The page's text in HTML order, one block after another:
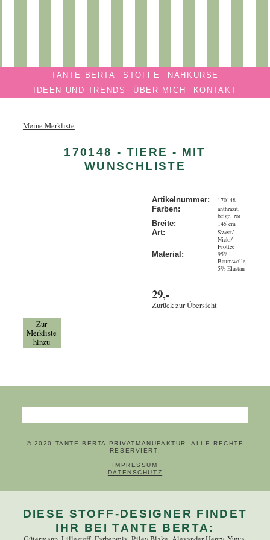
BERTA
Privatmanufaktur
Navigation überspringenTANTE BERTA STOFFE
NÄHKURSE
IDEEN UND TRENDS
ÜBER MICH KONTAKT
Meine Merkliste
170148 - TIERE - MIT
WUNSCHLISTE
Artikelnummer:
170148
Farben:
anthrazit,
beige, rot
Breite:
145 cm
Art:
Sweat/
Nicki/
Frottee
Material:
95%
Baumwolle,
5% Elastan
29,-
Zurück zur Übersicht
Zur
Merkliste
hinzu
Suchbegriffe
© 2020 TANTE BERTA PRIVATMANUFAKTUR. ALLE RECHTE
RESERVIERT.
NAVIGATION ÜBERSPRINGEN
IMPRESSUM
DATENSCHUTZ
DIESE STOFF-DESIGNER FINDET
IHR BEI TANTE BERTA: